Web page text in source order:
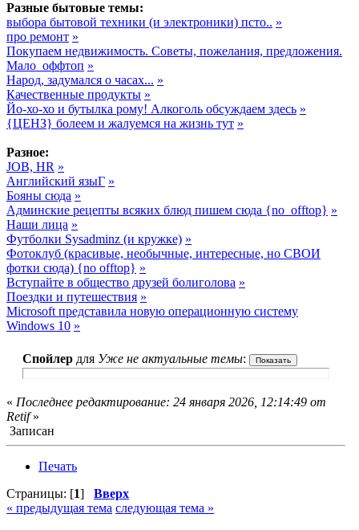
Разные бытовые темы:
выбора бытовой техники (и электроники) псто.. »
про ремонт »
Покупаем недвижимость. Советы, пожелания, предложения.
Мало_оффтоп »
Народ, задумался о часах... »
Качественные продукты »
Йо-хо-хо и бутылка рому! Алкоголь обсуждаем здесь »
{ЦЕНЗ} болеем и жалуемся на жизнь тут »
Разное:
JOB, HR »
Английский языГ »
Бояны сюда »
Админские рецепты всяких блюд пишем сюда {no_offtop} »
Наши лица »
Футболки Sysadminz (и кружке) »
Фотоклуб (красивые, необычные, интересные, но СВОИ
фотки сюда) {no offtop} »
Вступайте в общество друзей болиголова »
Поездки и путешествия »
Microsoft представила новую операционную систему
Windows 10 »
Спойлер для Уже не актуальные темы:
« Последнее редактирование: 24 января 2026, 12:14:49 от
Retif»
Записан
Печать
Страницы: [1] Вверх
« предыдущая тема следующая тема »